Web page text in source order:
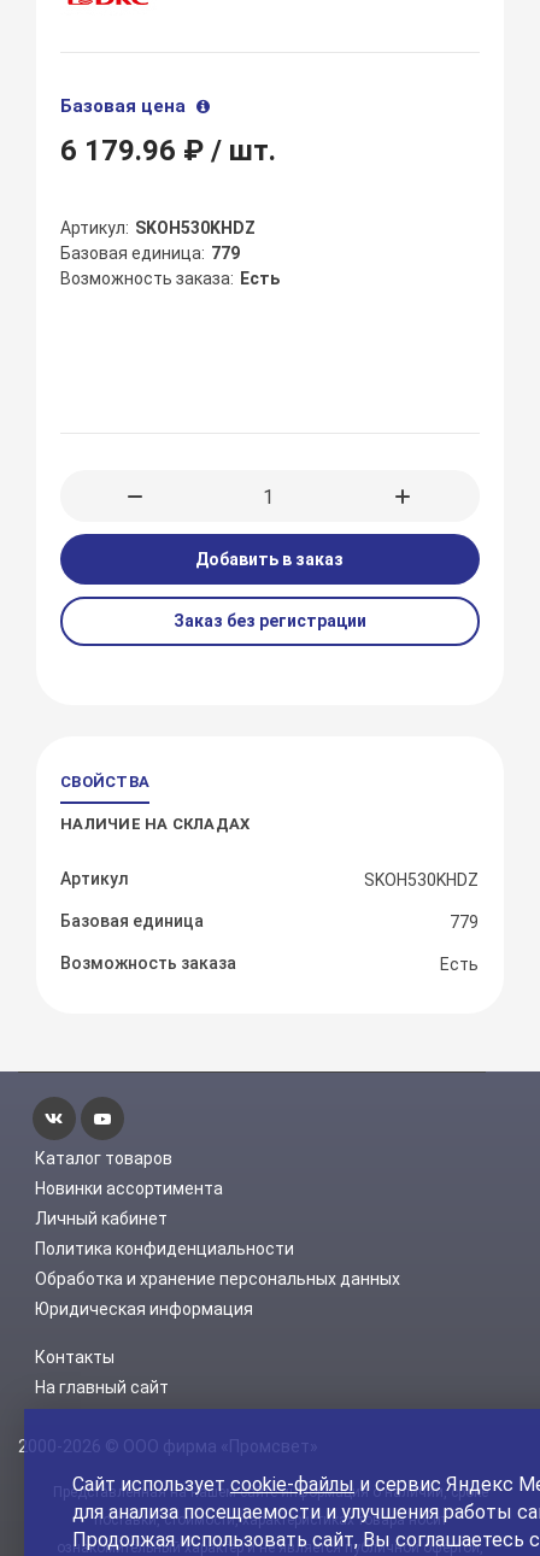
Базовая цена
6 179.96 ₽/ шт.
Артикул
SKOH530KHDZ
Базовая единица 779
Возможность заказа
Есть
Добавить в заказ
Заказ без регистрации
СВОЙСТВА
НАЛИЧИЕ НА СКЛАДАХ
Артикул SKOH530KHDZ
Базовая единица 779
Возможность заказа Есть
Каталог товаров
Новинки ассортимента
Личный кабинет
Политика конфиденциальности
Обработка и хранение персональных данных
Юридическая информация
Контакты
На главный сайт
2000-2026 © ООО фирма «Промсвет»
Представленная на нашем сайте информация о наличии, сроке
поставки, стоимости, характеристиках товара носит
ознакомительный характер и не является публичной офертой,
Сайт используетcookie-файлы и сервис Яндекс
для анализа посещаемости и улучшения работы
Продолжая использовать сайт, Вы соглашаетесь